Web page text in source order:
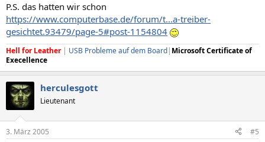
P.S. das hatten wir schon
https://www.computerbase.de/forum/t...a-treiber-
gesichtet.93479/page-5#post-1154804
Hell for Leather| USB Probleme auf dem Board| Microsoft Certificate of
Execellence
herculesgott
Lieutenant
3. März 2005 #5